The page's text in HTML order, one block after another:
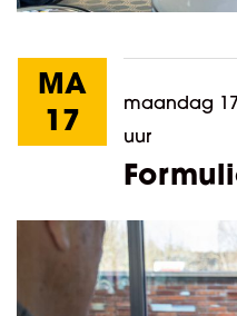
MA
17
maandag
uur